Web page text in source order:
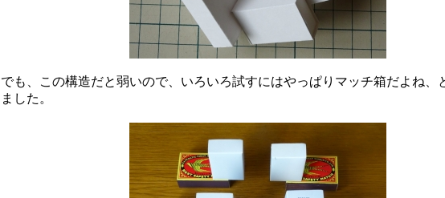
も、この構造だと弱いので、いろいろ試すにはやっぱりマッチ箱だよね
した。